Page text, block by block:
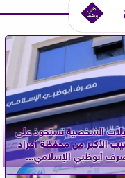
الشخصية تستحوذ على
الأكبر من محفظة أفراد
أبوظبي الإسلامي...